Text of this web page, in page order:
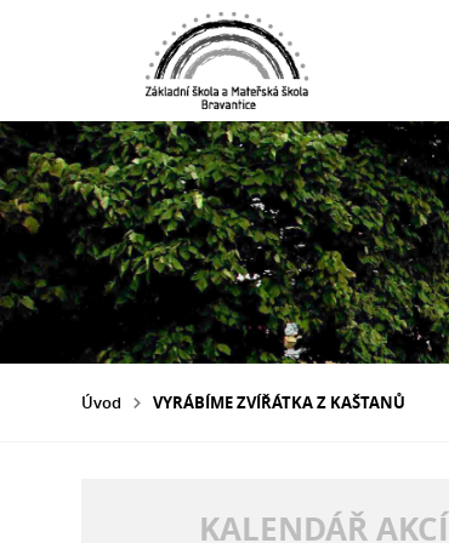
Úvod VYRÁBÍME ZVÍŘÁTKA Z KAŠTANŮ
KALENDÁŘ AKCÍ